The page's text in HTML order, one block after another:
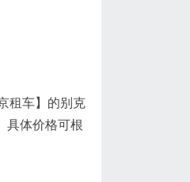
租车】的别克
具体价格可根